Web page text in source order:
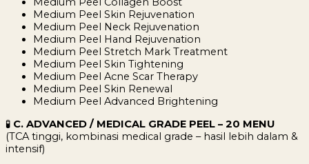
Medium Peel Skin Rejuvenation
Medium Peel Neck Rejuvenation
Medium Peel Hand Rejuvenation
Medium Peel Stretch Mark Treatment
Medium Peel Skin Tightening
Medium Peel Acne Scar Therapy
Medium Peel Skin Renewal
Medium Peel Advanced Brightening
🧪 C. ADVANCED / MEDICAL GRADE PEEL – 20 MENU
(TCA tinggi, kombinasi medical grade – hasil lebih dalam &
intensif)